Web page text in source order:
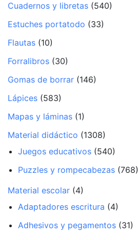
Cuadernos y libretas (540)
Estuches portatodo (33)
Flautas (10)
Forralibros (30)
Gomas de borrar (146)
Lápices (583)
Mapas y láminas (1)
Material didáctico (1308)
Juegos educativos (540)
Puzzles y rompecabezas (768)
Material escolar (4)
Adaptadores escritura (4)
Adhesivos y pegamentos (31)